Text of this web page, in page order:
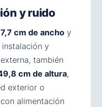
y ruido
cm de ancho y
y
también
cm de altura,
exterior o
alimentación